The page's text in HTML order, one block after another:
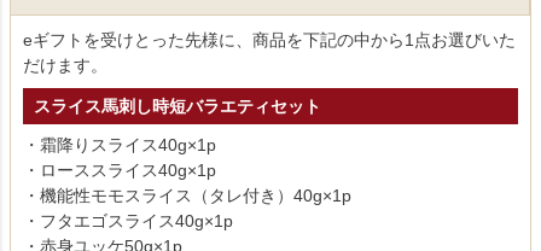
eギフトを受けとった先様に、商品を下記の中から1点お選びいた
だけます。
スライス馬刺し時短バラエティセット
・霜降りスライス40g×1p
・ローススライス40g×1p
・機能性モモスライス（タレ付き）40g×1p
・フタエゴスライス40g×1p
・赤身ユッケ50g×1p